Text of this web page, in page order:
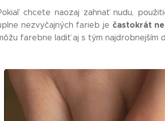
chcete naozaj zahnať nudu,
nezvyčajných farieb je častokrát
farebne ladiť aj s tým najdrobnejším